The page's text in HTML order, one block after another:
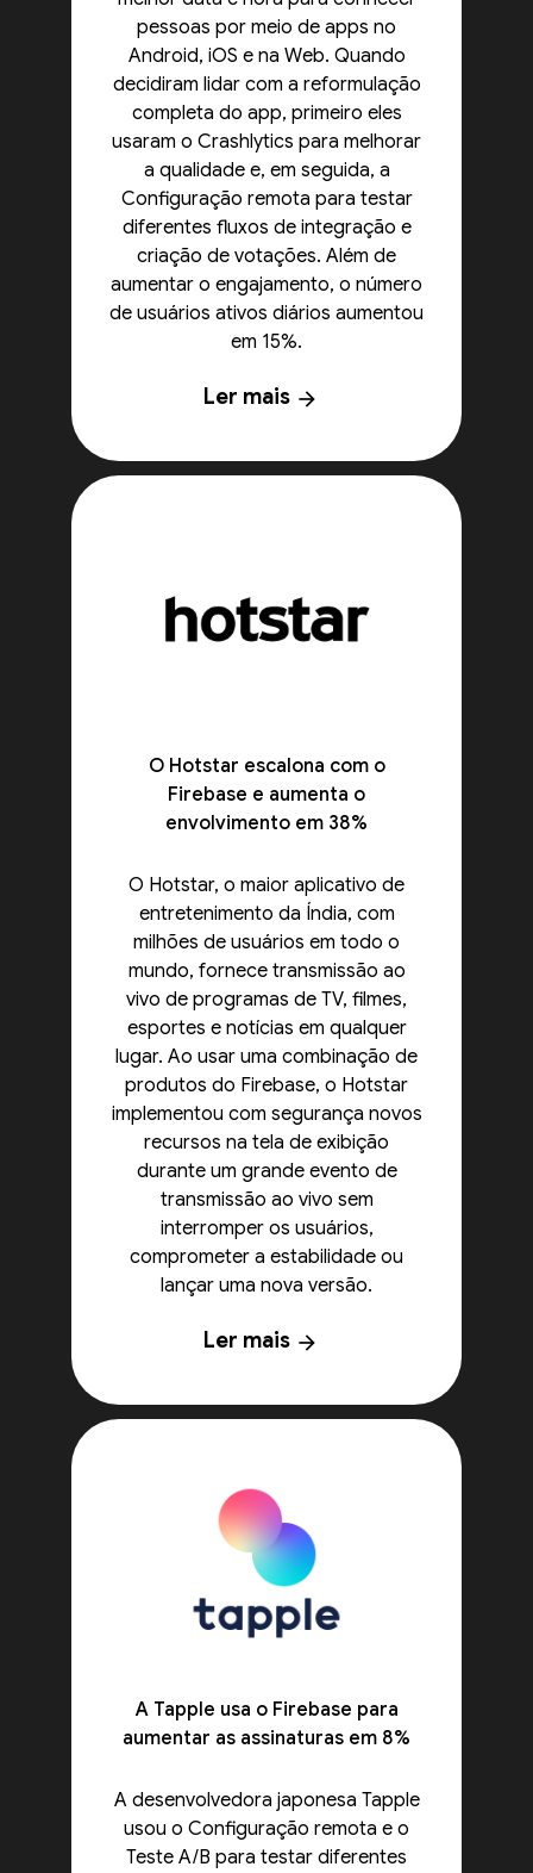
pessoas por meio de apps no
Android, iOS e na Web. Quando
decidiram lidar com a reformulação
completa do app, primeiro eles
usaram o Crashlytics para melhorar
a qualidade e, em seguida, a
Configuração remota para testar
diferentes fluxos de integração e
criação de votações. Além de
aumentar o engajamento, o número
de usuários ativos diários aumentou
em 15%.
Ler mais arrow_forward
O Hotstar escalona com o
Firebase e aumenta o
envolvimento em 38%
O Hotstar, o maior aplicativo de
entretenimento da Índia, com
milhões de usuários em todo o
mundo, fornece transmissão ao
vivo de programas de TV, filmes,
esportes e notícias em qualquer
lugar. Ao usar uma combinação de
produtos do Firebase, o Hotstar
implementou com segurança novos
recursos na tela de exibição
durante um grande evento de
transmissão ao vivo sem
interromper os usuários,
comprometer a estabilidade ou
lançar uma nova versão.
Ler mais arrow_forward
A Tapple usa o Firebase para
aumentar as assinaturas em 8%
A desenvolvedora japonesa Tapple
usou o Configuração remota e o
Teste A/B para testar diferentes